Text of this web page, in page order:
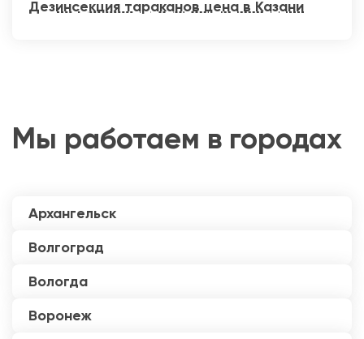
Дезинсекция тараканов цена в Казани
Мы работаем в городах
Архангельск
Волгоград
Вологда
Воронеж